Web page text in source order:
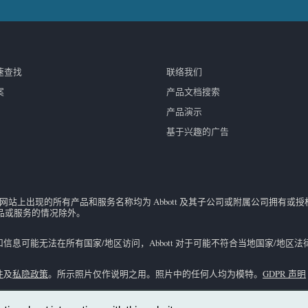
查找
联络我们
产品文档搜索
产品演示
基于兴趣的广告
站上出现的所有产品和服务名称均为 Abbott 及其子公司或附属公司拥有或
服务的情况除外。
息可能无法在所有国家/地区访问，Abbott 对于可能不符合当地国家/地区
及私隐政策。所示照片仅作说明之用。照片中的任何人均为模特。 GDPR 声明
特定市场的供货情况。仅用于体外 诊断。有关